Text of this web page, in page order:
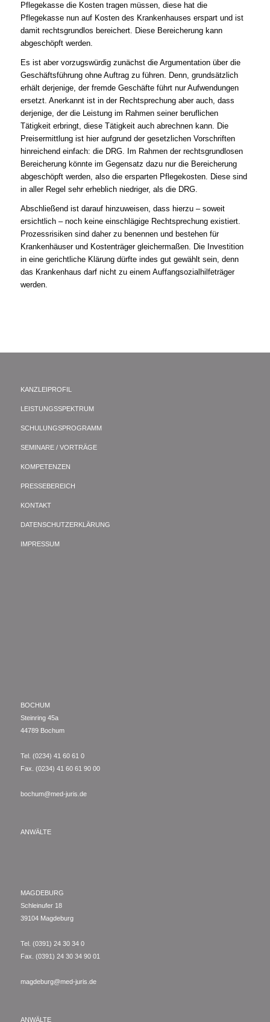
Pflegekasse die Kosten tragen müssen, diese hat die
Pflegekasse nun auf Kosten des Krankenhauses erspart und ist
damit rechtsgrundlos bereichert. Diese Bereicherung kann
abgeschöpft werden.
Es ist aber vorzugswürdig zunächst die Argumentation über die
Geschäftsführung ohne Auftrag zu führen. Denn, grundsätzlich
erhält derjenige, der fremde Geschäfte führt nur Aufwendungen
ersetzt. Anerkannt ist in der Rechtsprechung aber auch, dass
derjenige, der die Leistung im Rahmen seiner beruflichen
Tätigkeit erbringt, diese Tätigkeit auch abrechnen kann. Die
Preisermittlung ist hier aufgrund der gesetzlichen Vorschriften
hinreichend einfach: die DRG. Im Rahmen der rechtsgrundlosen
Bereicherung könnte im Gegensatz dazu nur die Bereicherung
abgeschöpft werden, also die ersparten Pflegekosten. Diese sind
in aller Regel sehr erheblich niedriger, als die DRG.
Abschließend ist darauf hinzuweisen, dass hierzu – soweit
ersichtlich – noch keine einschlägige Rechtsprechung existiert.
Prozessrisiken sind daher zu benennen und bestehen für
Krankenhäuser und Kostenträger gleichermaßen. Die Investition
in eine gerichtliche Klärung dürfte indes gut gewählt sein, denn
das Krankenhaus darf nicht zu einem Auffangsozialhilfeträger
werden.
KANZLEIPROFIL
LEISTUNGSSPEKTRUM
SCHULUNGSPROGRAMM
SEMINARE / VORTRÄGE
KOMPETENZEN
PRESSEBEREICH
KONTAKT
DATENSCHUTZERKLÄRUNG
IMPRESSUM
BOCHUM
Steinring 45a
44789 Bochum
Tel. (0234) 41 60 61 0
Fax. (0234) 41 60 61 90 00
bochum@med-juris.de
ANWÄLTE
MAGDEBURG
Schleinufer 18
39104 Magdeburg
Tel. (0391) 24 30 34 0
Fax. (0391) 24 30 34 90 01
magdeburg@med-juris.de
ANWÄLTE